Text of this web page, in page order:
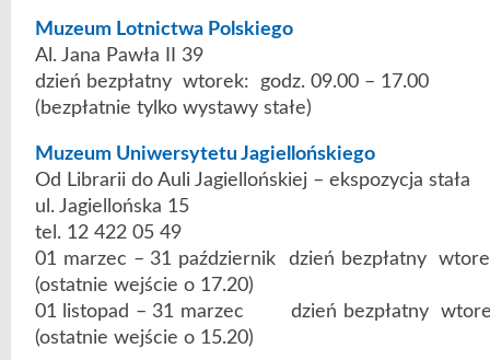
Muzeum Lotnictwa Polskiego
Al. Jana Pawła II 39
dzień bezpłatny wtorek: godz. 09.00 – 17.00
(bezpłatnie tylko wystawy stałe)
Muzeum Uniwersytetu Jagiellońskiego
Od Librarii do Auli Jagiellońskiej – ekspozycja stała
ul. Jagiellońska 15
tel. 12 422 05 49
01 marzec – 31 październik dzień bezpłatny
(ostatnie wejście o 17.20)
01 listopad – 31 marzec dzień bezpłatny
(ostatnie wejście o 15.20)